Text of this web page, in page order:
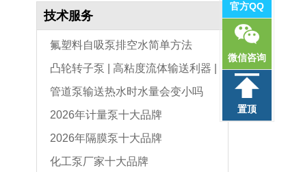
官方QQ
微信咨询
置顶
技术服务
氟塑料自吸泵排空水简单方法
凸轮转子泵 | 高粘度流体输送利器 |
选型与维护全指南
管道泵输送热水时水量会变小吗
2026年计量泵十大品牌
2026年隔膜泵十大品牌
化工泵厂家十大品牌